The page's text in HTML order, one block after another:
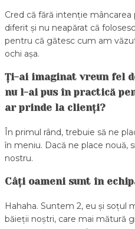
Cred că fără intenție
diferit și nu neapărat că
pentru că gătesc cum am
ochi așa.
Ți-ai imaginat vreun fel
nu l-ai pus în practică
ar prinde la clienți?
În primul rând, trebuie să ne
în meniu. Dacă ne place nouă,
nostru.
Câți oameni sunt în
Hahaha. Suntem 2, eu și soțul
băieții noștri, care mai mătură